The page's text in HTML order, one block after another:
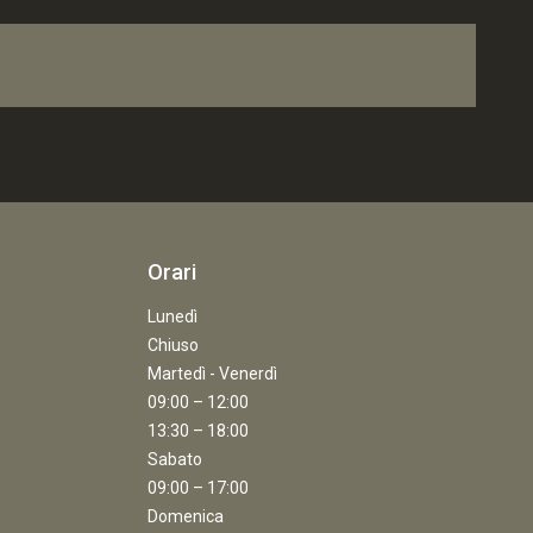
Orari
Lunedì
Chiuso
Martedì - Venerdì
09:00 – 12:00
13:30 – 18:00
Sabato
09:00 – 17:00
Domenica